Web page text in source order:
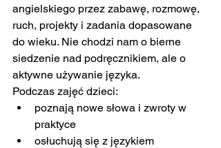
angielskiego przez zabawę, rozmowę,
ruch, projekty i zadania dopasowane
do wieku. Nie chodzi nam o bierne
siedzenie nad podręcznikiem, ale o
aktywne używanie języka.
Podczas zajęć dzieci:
poznają nowe słowa i zwroty w
praktyce
osłuchują się z językiem